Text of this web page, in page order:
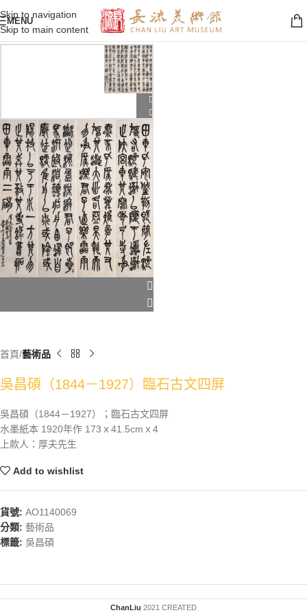
Skip to navigation
Skip to main content
MENU
首頁 藝術品
吳昌碩（1844－1927）臨石古文四屏
吳昌碩（1844－1927）；臨石古文四屏
水墨紙本 1920年作 173ｘ41.5cmｘ4
上款人：厚夫先生
Add to wishlist
貨號: AO1140069
分類: 藝術品
標籤: 吳昌碩
ChanLiu 2021 CREATED